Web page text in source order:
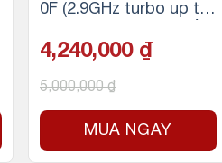
0F (2.9GHz turbo up to
g, 16MB Cache, 65W) –
4,240,000 ₫
5,000,000₫
MUA NGAY